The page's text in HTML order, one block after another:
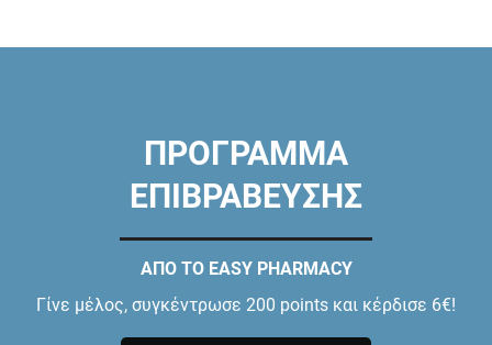
ΠΡΟΓΡΑΜΜΑ
ΕΠΙΒΡΑΒΕΥΣΗΣ
ΑΠΟ ΤΟ EASY PHARMACY
Γίνε μέλος, συγκέντρωσε 200 points και κέρδισε 6€!